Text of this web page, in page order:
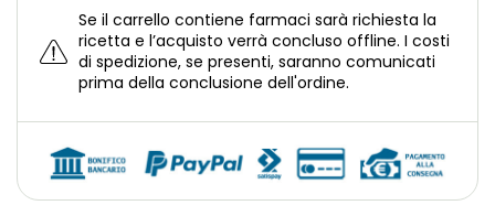
Se il carrello contiene farmaci sarà richiesta la
ricetta e l’acquisto verrà concluso offline. I costi
di spedizione, se presenti, saranno comunicati
prima della conclusione dell'ordine.